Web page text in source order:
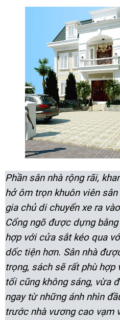
Phần sân nhà rộng rãi,
hở ôm trọn khuôn viên
gia chủ di chuyển xe ra
Cổng ngõ được dựng
hợp với cửa sắt kéo qua
dốc tiện hơn. Sân nhà
trọng, sách sẽ rất phù hợp
tối cũng không sáng, vừa
ngay từ những ánh nhìn
trước nhà vương cao vạm